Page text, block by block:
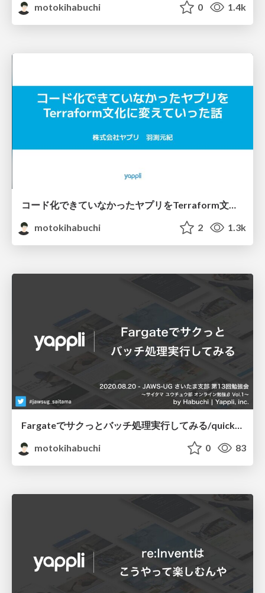
motokihabuchi
0 1.4k
コード化できていなかったヤプリをTerraform文化に変えていった話
motokihabuchi
2 1.3k
Fargateでサクっとバッチ処理実行してみる/quick-batch-processing-in-Fargate.
motokihabuchi
0 83